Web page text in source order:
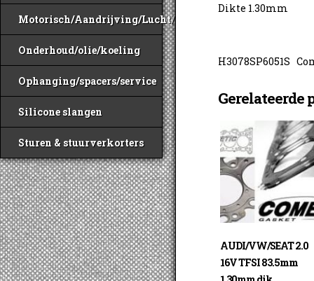
Motorisch/Aandrijving/Lucht/Benzine
Onderhoud/olie/koeling
Ophanging/spacers/service
Silicone slangen
Sturen & stuurverkorters
Dikte 1.30mm
H3078SP6051S
Gerelateerde
AUDI/VW/SEAT 2.0
16V TFSI 83.5mm